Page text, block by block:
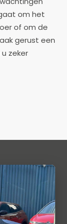
om het
of om de
gerust een
zeker